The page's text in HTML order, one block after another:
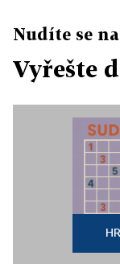
Nudíte se
Vyřešte